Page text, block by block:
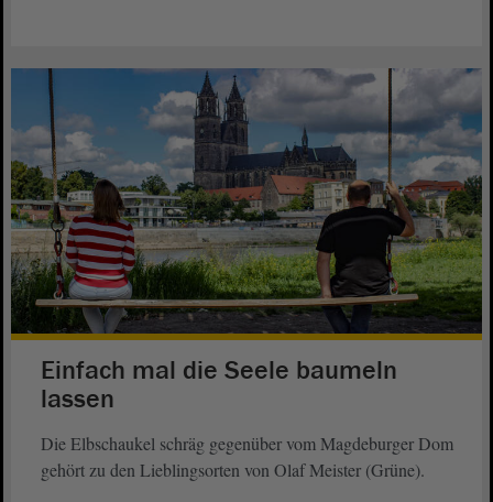
Einfach mal die Seele baumeln
lassen
Die Elbschaukel schräg gegenüber vom Magdeburger Dom
gehört zu den Lieblingsorten von Olaf Meister (Grüne).